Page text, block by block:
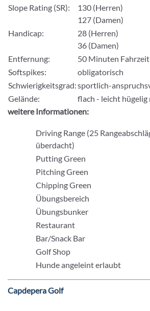
Slope Rating (SR):
130 (Herren)
127 (Damen)
Handicap:
28 (Herren)
36 (Damen)
Entfernung:
50 Minuten Fahrzeit
Softspikes:
obligatorisch
Schwierigkeitsgrad:sportlich-
Gelände:
flach - leicht
weitere Informationen:
Driving Range (25
überdacht)
Putting Green
Pitching Green
Chipping Green
Übungsbereich
Übungsbunker
Restaurant
Bar/Snack Bar
Golf Shop
Hunde angeleint erlaubt
Capdepera Golf